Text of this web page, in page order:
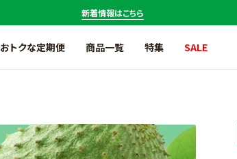
新着情報はこちら
おトクな定期便 商品一覧
アマゾンフルーツ商品一覧
アジアンテイスト商品一覧
特集 SALE